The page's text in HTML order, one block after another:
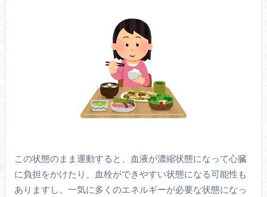
この状態のまま運動すると、血液が濃縮状態になって心臓
に負担をかけたり、血栓ができやすい状態になる可能性も
ありますし、一気に多くのエネルギーが必要な状態になっ